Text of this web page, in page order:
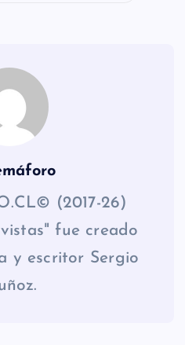
(2017-26)
fue creado
y escritor Sergio